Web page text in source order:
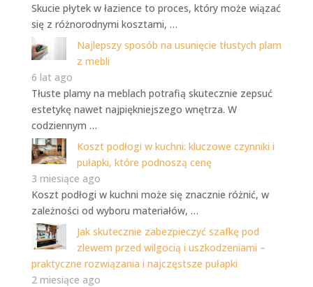
Skucie płytek w łazience to proces, który może wiązać
się z różnorodnymi kosztami, …
Najlepszy sposób na usunięcie tłustych plam
z mebli
6 lat ago
Tłuste plamy na meblach potrafią skutecznie zepsuć
estetykę nawet najpiękniejszego wnętrza. W
codziennym …
Koszt podłogi w kuchni: kluczowe czynniki i
pułapki, które podnoszą cenę
3 miesiące ago
Koszt podłogi w kuchni może się znacznie różnić, w
zależności od wyboru materiałów, …
Jak skutecznie zabezpieczyć szafkę pod
zlewem przed wilgocią i uszkodzeniami –
praktyczne rozwiązania i najczęstsze pułapki
2 miesiące ago